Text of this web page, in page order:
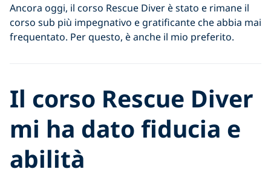
Ancora oggi, il corso Rescue Diver è stato e rimane il
corso sub più impegnativo e gratificante che abbia mai
frequentato. Per questo, è anche il mio preferito.
Il corso Rescue Diver
mi ha dato fiducia e
abilità